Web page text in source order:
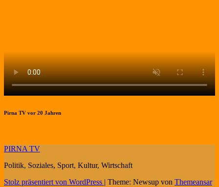
Pirna TV vor 20 Jahren
PIRNA TV
Politik, Soziales, Sport, Kultur, Wirtschaft
Stolz präsentiert von WordPress | Theme: Newsup von Themeansar